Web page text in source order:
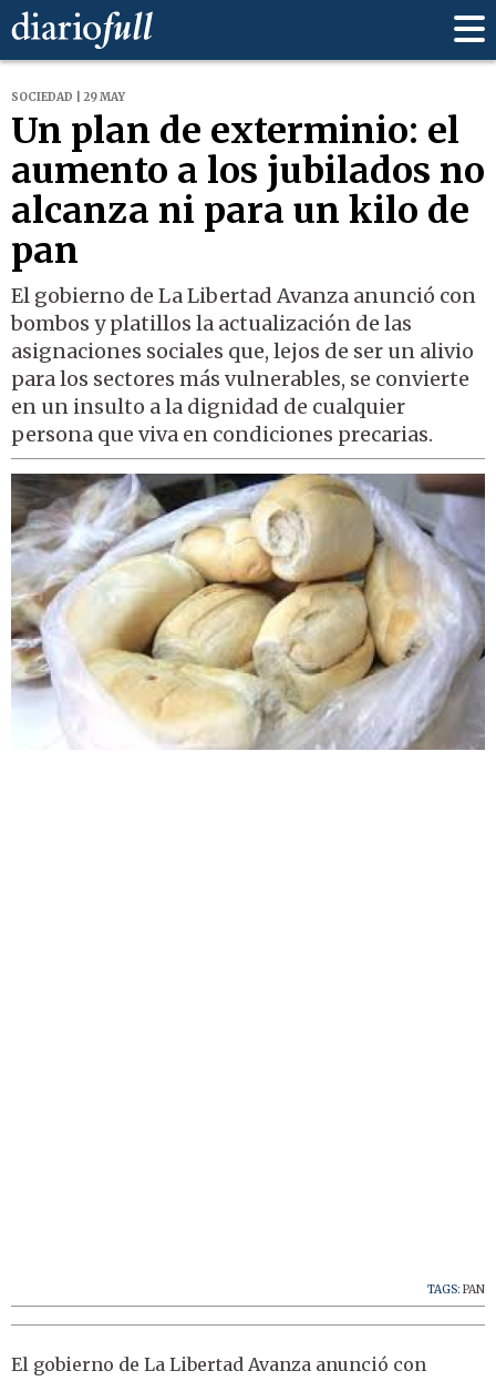
SOCIEDAD | 29 MAY
Un plan de exterminio: el
aumento a los jubilados no
alcanza ni para un kilo de
pan
El gobierno de La Libertad Avanza anunció con
bombos y platillos la actualización de las
asignaciones sociales que, lejos de ser un alivio
para los sectores más vulnerables, se convierte
en un insulto a la dignidad de cualquier
persona que viva en condiciones precarias.
TAGS: PAN
El gobierno de La Libertad Avanza anunció con